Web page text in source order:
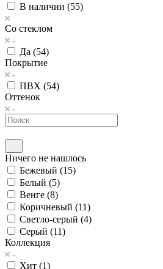
В наличии (55)
Со стеклом
Да (54)
Покрытие
ПВХ (54)
Оттенок
Ничего не нашлось
Бежевый (15)
Белый (5)
Венге (8)
Коричневый (11)
Светло-серый (4)
Серый (11)
Коллекция
Хит (1)